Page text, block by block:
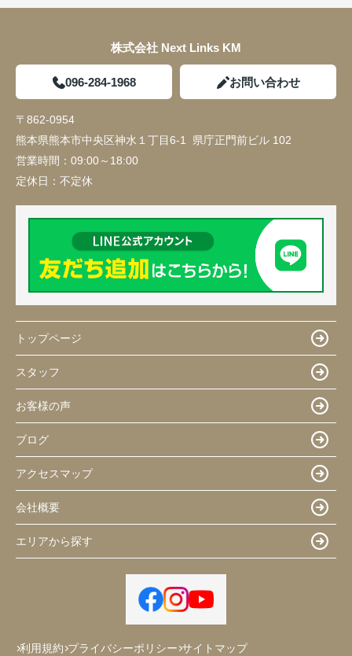
株式会社 Next Links KM
096-284-1968 お問い合わせ
〒862-0954
熊本県熊本市中央区神水１丁目6-1 県庁正門前ビル 102
営業時間： 09:00～18:00
定休日： 不定休
トップページ
スタッフ
お客様の声
ブログ
アクセスマップ
会社概要
エリアから探す
利用規約 プライバシーポリシー サイトマップ